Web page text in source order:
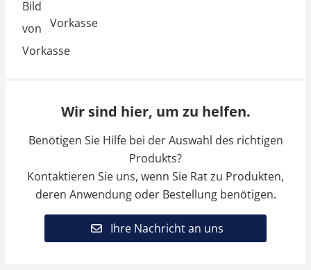
Vorkasse
Wir sind hier, um zu helfen.
Benötigen Sie Hilfe bei der Auswahl des richtigen
Produkts?
Kontaktieren Sie uns, wenn Sie Rat zu Produkten,
deren Anwendung oder Bestellung benötigen.
Ihre Nachricht an uns